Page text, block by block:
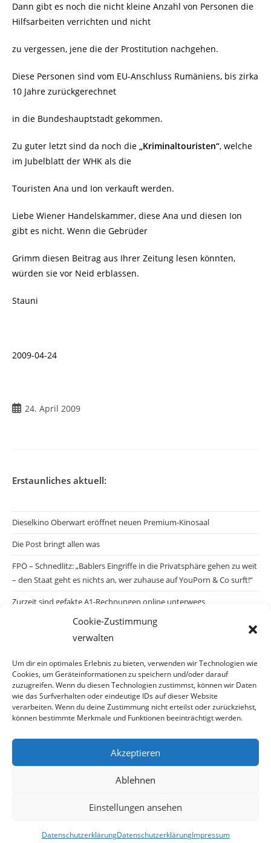
Cookie-Zustimmung
verwalten
Um dir ein optimales Erlebnis zu bieten, verwenden wir Technologien wie
Cookies, um Geräteinformationen zu speichern und/oder darauf
zuzugreifen. Wenn du diesen Technologien zustimmst, können wir Daten
wie das Surfverhalten oder eindeutige IDs auf dieser Website
verarbeiten. Wenn du deine Zustimmung nicht erteilst oder zurückziehst,
können bestimmte Merkmale und Funktionen beeinträchtigt werden.
Akzeptieren
Ablehnen
Einstellungen ansehen
DatenschutzerklärungDatenschutzerklärungImpressum
Dann gibt es noch die nicht kleine Anzahl von Personen die
Hilfsarbeiten verrichten und nicht
zu vergessen, jene die der Prostitution nachgehen.
Diese Personen sind vom EU-Anschluss Rumäniens, bis zirka
10 Jahre zurückgerechnet
in die Bundeshauptstadt gekommen.
Zu guter letzt sind da noch die „Kriminaltouristen“, welche
im Jubelblatt der WHK als die
Touristen Ana und Ion verkauft werden.
Liebe Wiener Handelskammer, diese Ana und diesen Ion
gibt es nicht. Wenn die Gebrüder
Grimm diesen Beitrag aus Ihrer Zeitung lesen könnten,
würden sie vor Neid erblassen.
Stauni
2009-04-24
Beitrag
24. April 2009
Erstaunliches aktuell:
Dieselkino Oberwart eröffnet neuen Premium-Kinosaal
Die Post bringt allen was
FPÖ – Schnedlitz: „Bablers Eingriffe in die Privatsphäre gehen zu weit
– den Staat geht es nichts an, wer zuhause auf YouPorn & Co surft!“
Zurzeit sind gefakte A1-Rechnungen online unterwegs
Salzburgs Juden und ihre Sicherheit: „Erst nach einem Anschlag wäre
die Gefahr endlich konkret!“
Biologisches Wunder in Ceuta
Ein vermeintliches Abschiebemärchen
Archiv
© Copyright 2026 · Auch Ihre Information ist uns wichtig! Haben Sie eine
erstaunliche Story: Mailen Sie uns Bitte